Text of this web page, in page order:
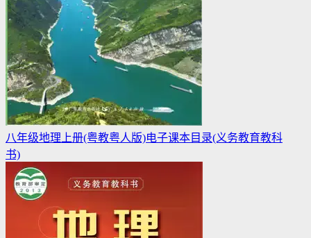
八年级地理上册(粤教粤人版)电子课本目录(义务教育教科
书)